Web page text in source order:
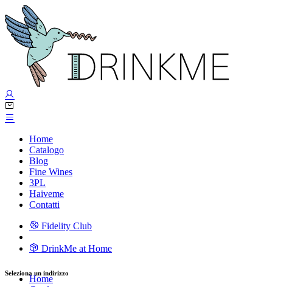
Home
Catalogo
Blog
Fine Wines
3PL
Haiveme
Contatti
Fidelity Club
DrinkMe at Home
Home
Seleziona un indirizzo